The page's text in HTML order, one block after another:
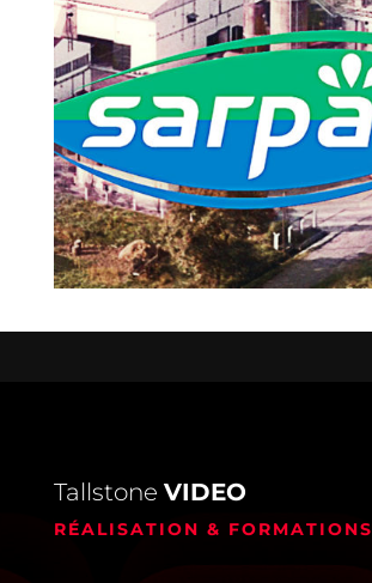
Tallstone VIDEO
RÉALISATION & FORMATIONS